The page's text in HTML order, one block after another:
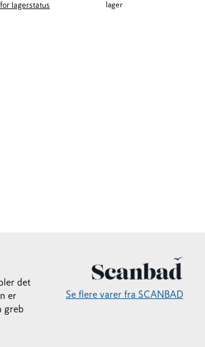
lagerstatus
lager
det
er
greb
Se flere varer fra SCANBAD